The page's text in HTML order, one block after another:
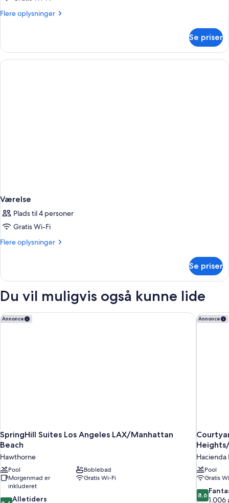
Flere oplysninger
Flere
Se priser
Værelse
Plads til 4 personer
Gratis Wi-Fi
Flere oplysninger
Flere
Se priser
Du vil muligvis også kunne lide
Annonce
SpringHill Suites Los Angeles LAX/Manhattan
Beach
Hawthorne
Pool
Boblebad
Morgenmad er
inkluderet
Gratis Wi-Fi
8.4 Alletiders
SpringHill Suites Los Angeles LAX/Manhattan Beach Annonce
Hacienda
Pool
Gratis
8.6
ud
8,6
1.006